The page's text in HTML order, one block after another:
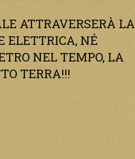
ATTRAVERSERÀ LA
ELETTRICA, NÉ
NEL TEMPO, LA
TERRA!!!